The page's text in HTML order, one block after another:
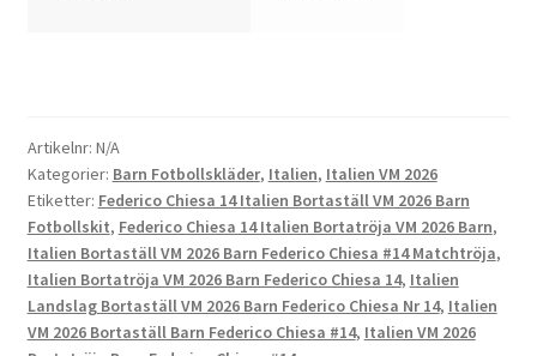
Artikelnr: N/A
Kategorier: Barn Fotbollskläder, Italien, Italien VM 2026
Etiketter: Federico Chiesa 14 Italien Bortaställ VM 2026 Barn
Fotbollskit, Federico Chiesa 14 Italien Bortatröja VM 2026 Barn,
Italien Bortaställ VM 2026 Barn Federico Chiesa #14 Matchtröja,
Italien Bortatröja VM 2026 Barn Federico Chiesa 14, Italien
Landslag Bortaställ VM 2026 Barn Federico Chiesa Nr 14, Italien
VM 2026 Bortaställ Barn Federico Chiesa #14, Italien VM 2026